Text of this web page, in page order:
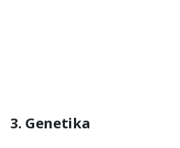
3. Genetika